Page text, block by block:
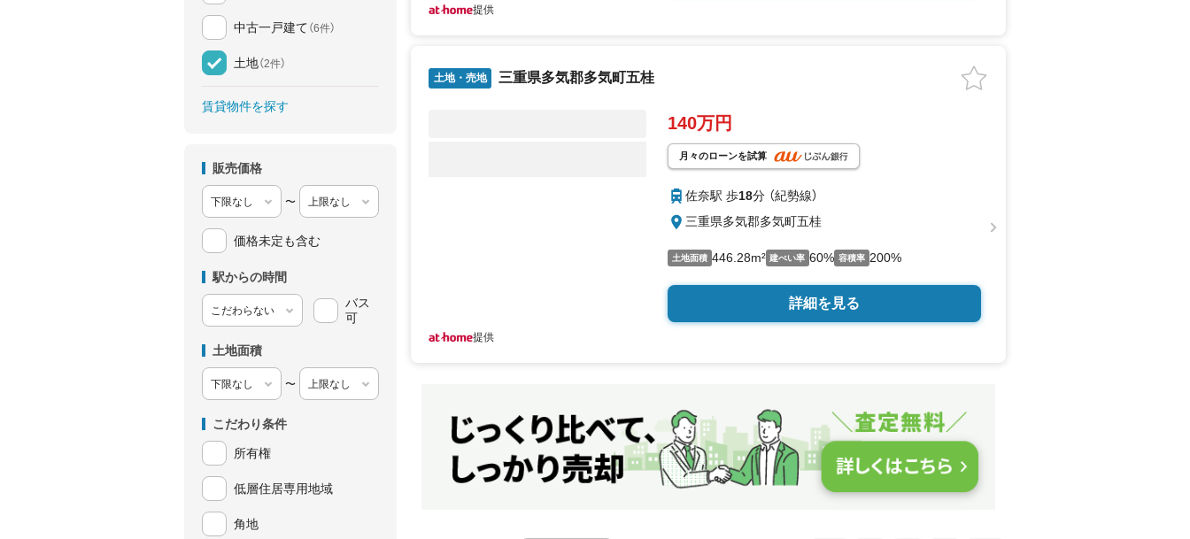
中古一戸建て （6件）
土地（2件）
賃貸物件を探す
販売価格
〜
価格未定も含む
駅からの時間
バス
可
土地面積
〜
こだわり条件
所有権
低層住居専用地域
角地
提供
土地・売地 三重県多気郡多気町五桂
140万円
月々のローンを試算
佐奈駅 歩18分 （紀勢線）
三重県多気郡多気町五桂
土地面積 446.28m² 建ぺい率 60% 容積率 200%
詳細を見る
提供